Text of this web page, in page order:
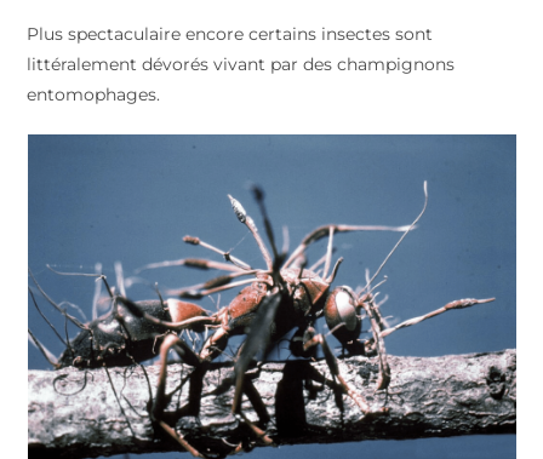
Plus spectaculaire encore certains insectes sont
littéralement dévorés vivant par des champignons
entomophages.